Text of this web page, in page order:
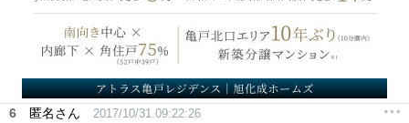
6 匿名さん 2017/10/31 09:22:26